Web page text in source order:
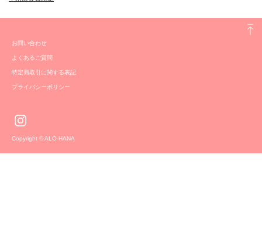
お問い合わせ
よくあるご質問
特定商取引に関する表記
プライバシーポリシー
Copyright © ALO-HANA